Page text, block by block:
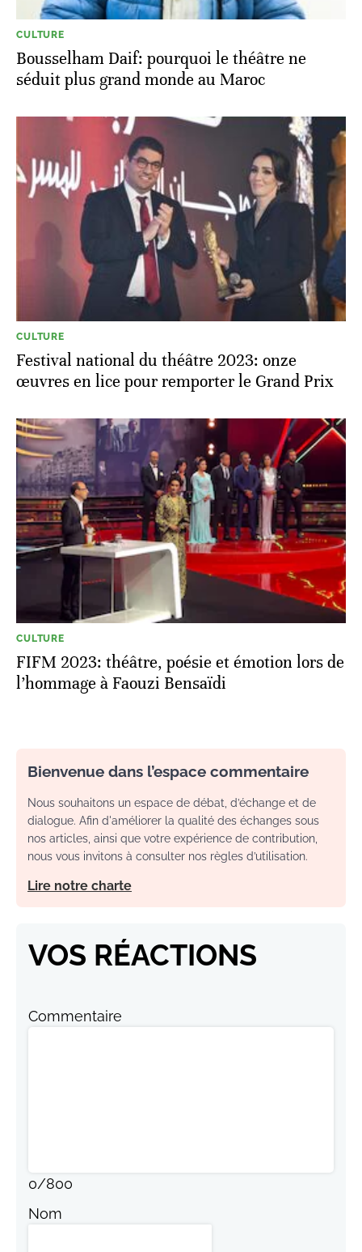
CULTURE
Bousselham Daif: pourquoi le théâtre ne
séduit plus grand monde au Maroc
CULTURE
Festival national du théâtre 2023: onze
œuvres en lice pour remporter le Grand Prix
CULTURE
FIFM 2023: théâtre, poésie et émotion lors de
l’hommage à Faouzi Bensaïdi
Bienvenue dans l’espace commentaire
Nous souhaitons un espace de débat, d’échange et de
dialogue. Afin d'améliorer la qualité des échanges sous
nos articles, ainsi que votre expérience de contribution,
nous vous invitons à consulter nos règles d’utilisation.
Lire notre charte
VOS RÉACTIONS
Commentaire
0/800
Nom